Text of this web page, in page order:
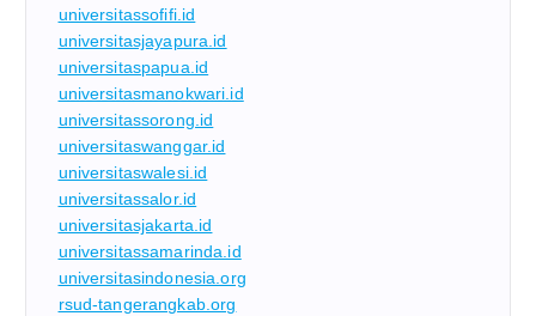
universitassofifi.id
universitasjayapura.id
universitaspapua.id
universitasmanokwari.id
universitassorong.id
universitaswanggar.id
universitaswalesi.id
universitassalor.id
universitasjakarta.id
universitassamarinda.id
universitasindonesia.org
rsud-tangerangkab.org